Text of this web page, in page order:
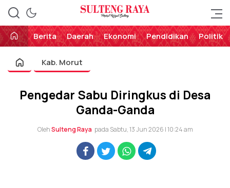
Sulteng Raya
Perekat Rakyat Sulteng
Berita
Daerah Ekonomi Pendidikan Politik
Kab. Morut
Pengedar Sabu Diringkus di Desa
Ganda-Ganda
OlehSulteng Raya pada Sabtu, 13 Jun 2026 | 10:24 am